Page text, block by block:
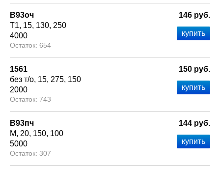
В93оч
Т1 15 130 250
4000
654
146 руб.
1561
без т/о 15 275 150
2000
743
150 руб.
В93пч
М
20 150 100
5000
307
144 руб.